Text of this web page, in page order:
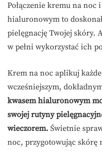
Połączenie kremu na noc
hialuronowym to
pielęgnację Twojej skóry.
w pełni wykorzystać ich
Krem na noc aplikuj
wcześniejszym,
kwasem hialuronowym
swojej rutyny
wieczorem. Świetnie
noc, przygotowując skórę